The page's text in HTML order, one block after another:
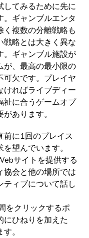
してみるために先に
。ギャンブルエンタ
く複数の分離戦略も
戦略とは大きく異な
。ギャンブル施設が
が、最高の最小限の
可欠です。プレイヤ
ければライブディー
祉に合うゲームオプ
あります。
前に1回のプレイス
望んでいます。
サイトを提供する
協会と他の場所では
ティブについて話し
をクリックするポ
にひねりを加えた
。